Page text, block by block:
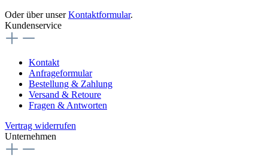
Oder über unserKontaktformular.
Kundenservice
Kontakt
Anfrageformular
Bestellung & Zahlung
Versand & Retoure
Fragen & Antworten
Vertrag widerrufen
Unternehmen